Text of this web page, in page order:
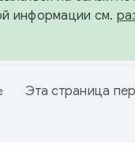
информации см.
Эта страница